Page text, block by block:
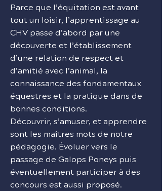
Parce que l’équitation est avant
tout un loisir, l’apprentissage au
CHV passe d’abord par une
découverte et l’établissement
d’une relation de respect et
d’amitié avec l’animal, la
connaissance des fondamentaux
équestres et la pratique dans de
bonnes conditions.
Découvrir, s’amuser, et apprendre
sont les maîtres mots de notre
pédagogie. Évoluer vers le
passage de Galops Poneys puis
éventuellement participer à des
concours est aussi proposé.